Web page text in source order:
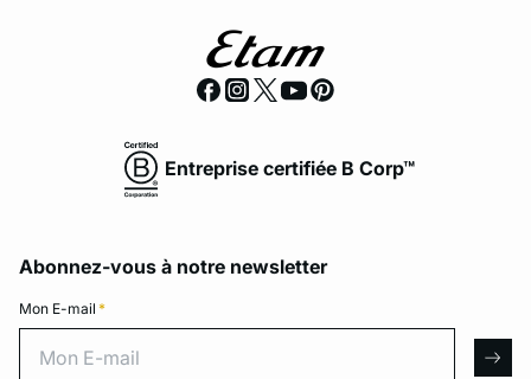
Entreprise certifiée B Corp™
Abonnez-vous à notre newsletter
Mon E-mail *